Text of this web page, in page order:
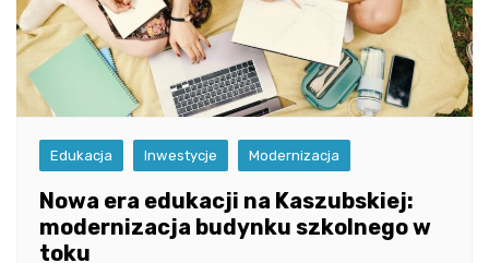
Edukacja Inwestycje Modernizacja
Nowa era edukacji na Kaszubskiej:
modernizacja budynku szkolnego w
toku